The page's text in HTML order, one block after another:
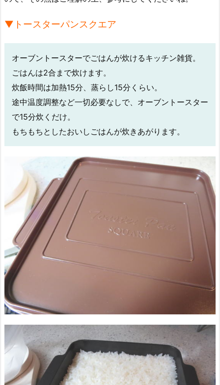
▼トースターパンスクエア
オーブントースターでごはんが炊けるキッチン雑貨。
ごはんは2合まで炊けます。
炊飯時間は加熱15分、蒸らし15分くらい。
途中温度調整など一切必要なしで、オーブントースター
で15分炊くだけ。
もちもちとしたおいしごはんが炊きあがります。